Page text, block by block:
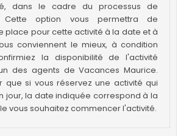
dans le cadre du processus de
Cette option vous permettra de
place pour cette activité à la date et à
conviennent le mieux, à condition
la disponibilité de l'activité
des agents de Vacances Maurice.
que si vous réservez une activité qui
jour, la date indiquée correspond à la
vous souhaitez commencer l'activité.